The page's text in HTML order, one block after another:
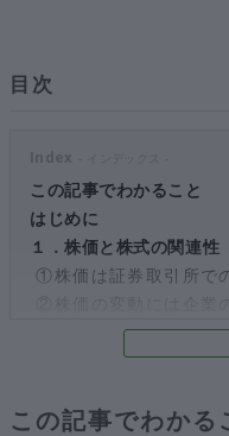
目次
この記事でわかること
はじめに
１．株価と株式の関連性
①株価は証券取引所で
２．日経平均株価とは
①日経平均の225社は
３．東証株価指数（
この記事でわかる